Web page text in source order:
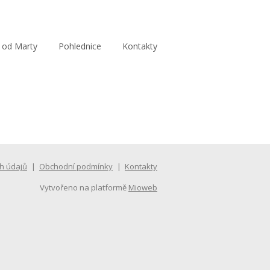
od Marty Pohlednice Kontakty
údajů Obchodní podmínky Kontakty
Vytvořeno na platformě Mioweb